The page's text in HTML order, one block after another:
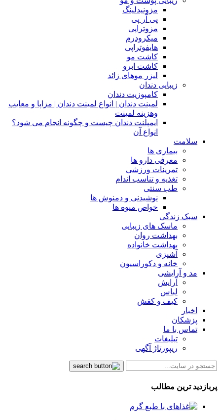
مزونیدلینگ
پی آر پی
مزوتراپی
میکرودرم
هایفوتراپی
کاشت مو
کاشت ابرو
لیزر موهای زائد
زیبایی دندان
کامپوزیت دندان
لمینت دندان | انواع لمینت دندان | مزاپا و معایب
وهزینه لمینت
ایمپلنت دندان چیست و چگونه انجام می شود؟
انواع آن
سلامت
بیماری ها
معرفی دارو ها
تمرینات ورزشی
تغذیه و تناسب اندام
طب سنتی
نوشیدنی و دمنوش ها
خواص میوه ها
سبک زندگی
ماسک های زیبایی
بهداشت روان
بهداشت خانواده
آشپزی
خانه و دکوراسیون
مد و آرایشی
آرایش
لباس
کیف و کفش
اخبار
پزشکان
تماس با ما
تبلیغات
ریپورتاژ آگهی
پربازدید ترین مطالب